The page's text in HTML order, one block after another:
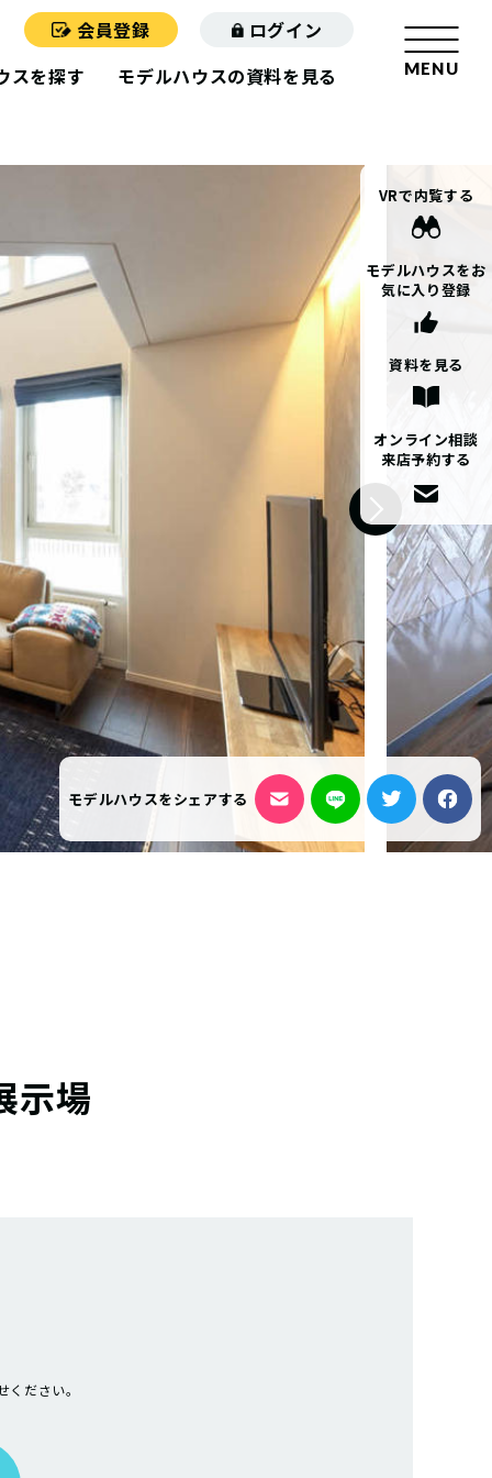
会員登録
ログイン
スを探す
モデルハウスの資料を見る MENU
VRで内覧する
モデルハウスをお
気に入り登録
資料を見る
オンライン相談
来店予約する
モデルハウスをシェアする
示場
ださい。